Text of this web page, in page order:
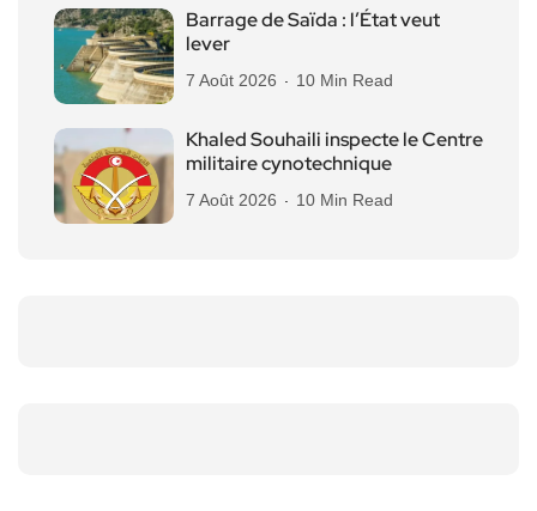
Barrage de Saïda : l’État veut
lever
7 Août 2026 10 Min Read
Khaled Souhaili inspecte le Centre
militaire cynotechnique
7 Août 2026 10 Min Read